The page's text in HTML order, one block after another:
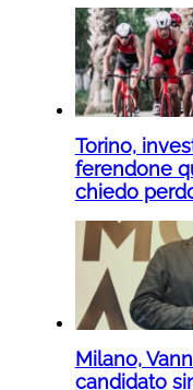
Torino,
ferendone
chiedo
Milano,
candidato